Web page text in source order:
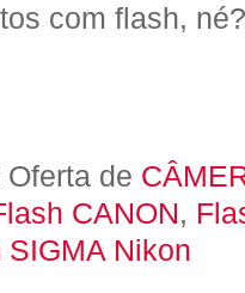
com flash, né?
Oferta de
CANON,
SIGMA Nikon